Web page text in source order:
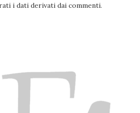
i dati derivati dai commenti.